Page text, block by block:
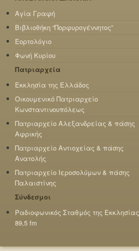
Αγία Γραφή
Βιβλιοθήκη “Πορφυρογέννητος”
Εορτολόγιο
Φωνή Κυρίου
Πατριαρχεία
Εκκλησία της Ελλάδος
Οικουμενικό Πατριαρχείο
Κωνσταντινουπόλεως
Πατριαρχείο Αλεξανδρείας & πάσης
Αφρικής
Πατριαρχείο Αντιοχείας & πάσης
Ανατολής
Πατριαρχείο Ιεροσολύμων & πάσης
Παλαιστίνης
Σύνδεσμοι
Ραδιοφωνικός Σταθμός της Εκκλησίας
89,5 fm